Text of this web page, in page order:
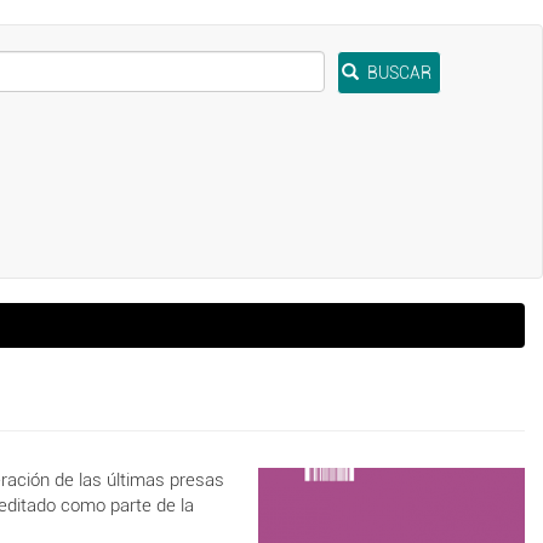
BUSCAR
de las últimas presas
como parte de la